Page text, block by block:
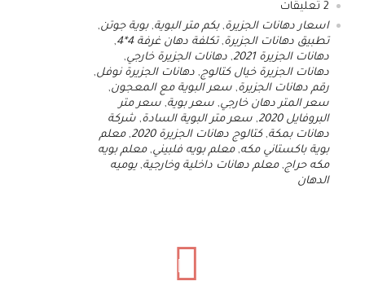
2 تعليقات
اسعار دهانات الجزيرة,بكم متر البوية,بوية جوتن,
تطبيق دهانات الجزيرة,تكلفة دهان غرفة 4*4
,
دهانات الجزيرة 2021
, دهانات الجزيرة خارجي,
دهانات الجزيرة خيال كتالوج, دهانات الجزيرة نوفل,
رقم دهانات الجزيرة, سعر البوية مع المعجون,
سعر المتر دهان خارجي, سعر بوية, سعر متر
البروفايل 2020
, سعر متر البوية السادة, شركة
دهانات بمكة, كتالوج دهانات الجزيرة 2020 ,معلم
بوية باكستاني مكه,معلم بويه فلبيني,معلم بويه
مكه حراج,معلم دهانات داخلية وخارجية,يوميه
الدهان